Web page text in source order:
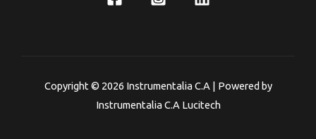
Copyright © 2026 Instrumentalia C.A | Powered by
Instrumentalia C.A Lucitech